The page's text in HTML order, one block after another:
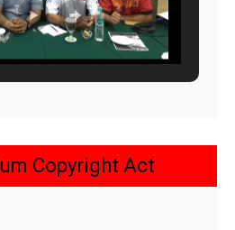
Copyright Act